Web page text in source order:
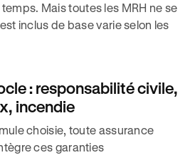
Mais toutes les MRH ne se
inclus de base varie selon les
: responsabilité civile,
incendie
choisie, toute assurance
ces garanties